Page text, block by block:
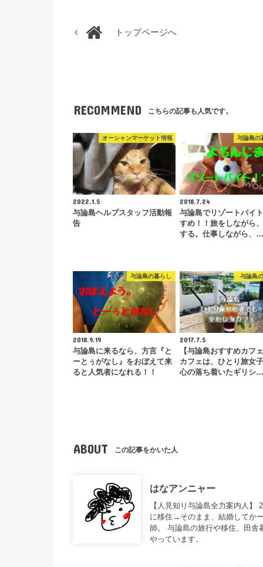
トップページへ
RECOMMEND こちらの記事も人気です。
オーシャンマーケット情報
2022.1.5
与論島ヘルプスタッフ活動報
告
与論島の
2018.7.24
与論島でリゾートバイ
すめ！！旅をしながら
する。仕事しながら、…
与論島の暮らし
2018.9.19
与論島に来るなら、方言『と
ーとぅがなし』をおぼえて来
ると人気者になれる！！
与論島
2017.7.5
【与論島おすすめカフ
カフェは、ひとり旅女
心の落ち着いたギリシ…
ABOUT この記事をかいた人
はなアンニャー
【人見知り与論島全力案内人
に移住→そのまま、結婚してか
師。 与論島の旅行や移住、田舎
やっています。